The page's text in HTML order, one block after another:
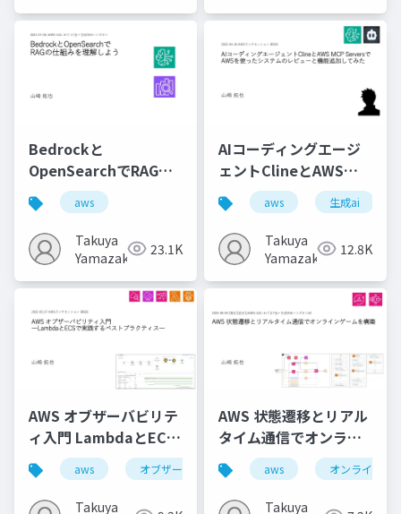
Bedrockと
OpenSearchでRAGの
仕組みを理解しよう
aws
Takuya
Yamazaki
23.1K
AIコーディングエージ
ェントClineとAWS
MCP ServersでAWSを
使ったシステムのレビ
ューと機能追加してみ
た
aws 生成ai
Takuya
Yamazaki
12.8K
AWS オブザーバビリテ
ィ入門 LambdaとECS
で実践するベストプラ
クティス
aws オブザーバビリティ aws x-ray
Takuya
AWS 状態遷移とリアル
タイム通信でオンライ
ンゲームを構築
aws オンラインゲ
Takuya